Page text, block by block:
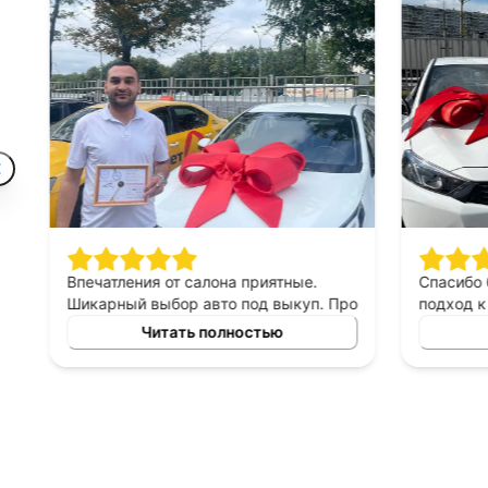
Впечатления от салона приятные.
Шикарный выбор авто под выкуп. Про
персонал могу сказать только
хорошее, приятны в общении,
терпеливые, помогают сделать
Читать полностью
Спасибо
подход
выборе
выкуп,
который